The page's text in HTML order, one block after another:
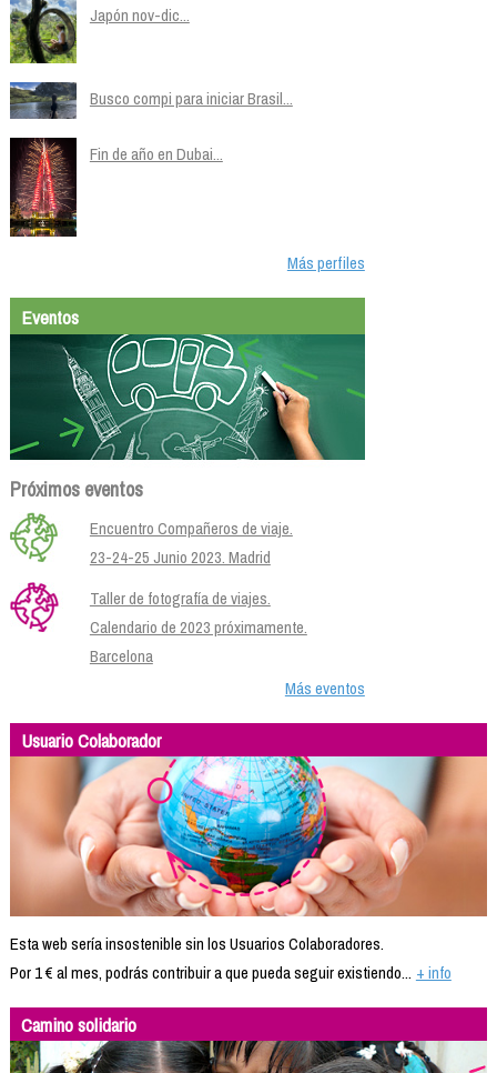
Japón nov-dic...
Busco compi para iniciar Brasil...
Fin de año en Dubai...
Más perfiles
Eventos
Próximos eventos
Encuentro Compañeros de viaje.
23-24-25 Junio 2023. Madrid
Taller de fotografía de viajes.
Calendario de 2023 próximamente.
Barcelona
Más eventos
Usuario Colaborador
Esta web sería insostenible sin los Usuarios Colaboradores.
Por 1 € al mes, podrás contribuir a que pueda seguir existiendo... + info
Camino solidario